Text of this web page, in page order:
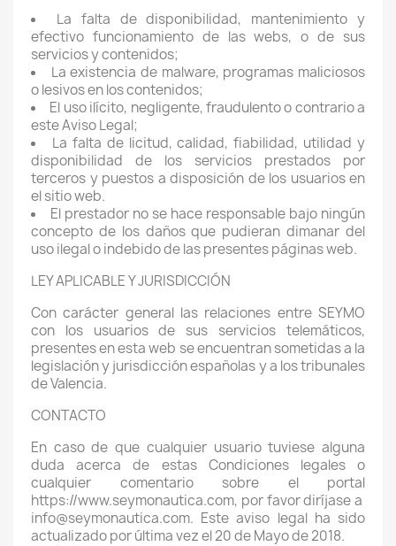
La falta de disponibilidad, mantenimiento y
efectivo funcionamiento de las webs, o de sus
servicios y contenidos;
La existencia de malware, programas maliciosos
o lesivos en los contenidos;
El uso ilícito, negligente, fraudulento o contrario a
este Aviso Legal;
La falta de licitud, calidad, fiabilidad, utilidad y
disponibilidad de los servicios prestados por
terceros y puestos a disposición de los usuarios en
el sitio web.
El prestador no se hace responsable bajo ningún
concepto de los daños que pudieran dimanar del
uso ilegal o indebido de las presentes páginas web.
LEY APLICABLE Y JURISDICCIÓN
Con carácter general las relaciones entre SEYMO
con los usuarios de sus servicios telemáticos,
presentes en esta web se encuentran sometidas a la
legislación y jurisdicción españolas y a los tribunales
de Valencia.
CONTACTO
En caso de que cualquier usuario tuviese alguna
duda acerca de estas Condiciones legales o
cualquier comentario sobre el portal
https://www.seymonautica.com, por favor diríjase a
info@seymonautica.com. Este aviso legal ha sido
actualizado por última vez el 20 de Mayo de 2018.